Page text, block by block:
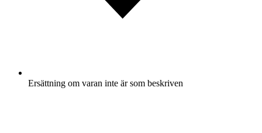
Ersättning om varan inte är som beskriven